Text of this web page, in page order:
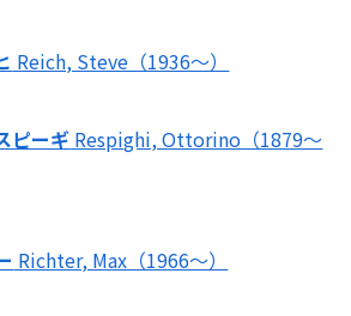
Reich, Steve（1936～）
ピーギ Respighi, Ottorino（1879～
Richter, Max（1966～）